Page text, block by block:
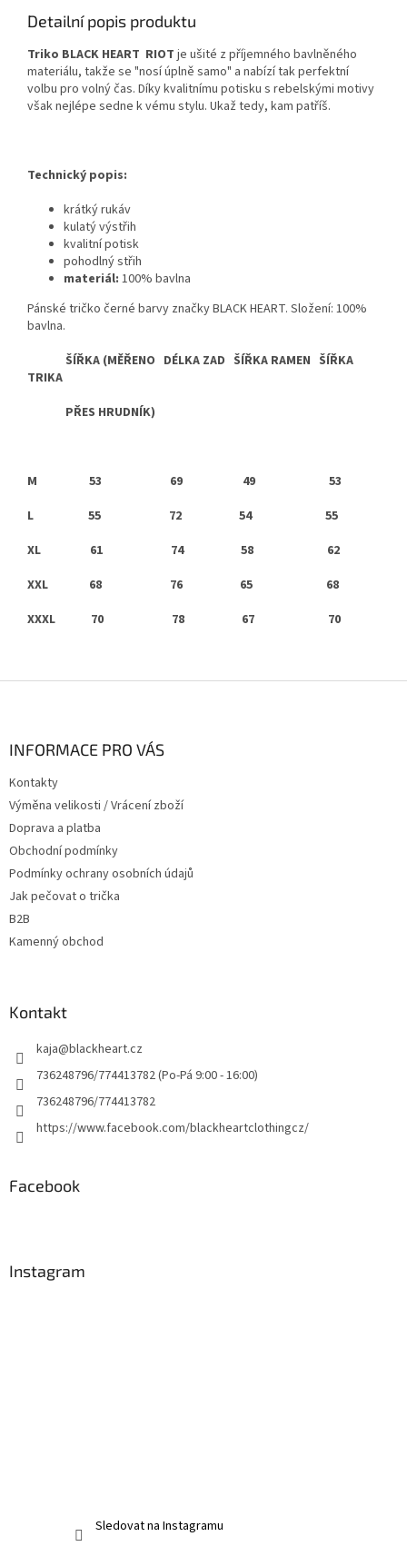
Detailní popis produktu
Triko BLACK HEART RIOT je ušité z příjemného bavlněného
materiálu, takže se "nosí úplně samo" a nabízí tak perfektní
volbu pro volný čas. Díky kvalitnímu potisku s rebelskými motivy
však nejlépe sedne k vému stylu. Ukaž tedy, kam patříš.
Technický popis:
krátký rukáv
kulatý výstřih
kvalitní potisk
pohodlný střih
materiál: 100% bavlna
Pánské tričko černé barvy značky BLACK HEART. Složení: 100%
bavlna.
ŠÍŘKA (MĚŘENO DÉLKA ZAD ŠÍŘKA RAMEN ŠÍŘKA
TRIKA
PŘES HRUDNÍK)
M 53 69 49 53
L
55 72 54 55
XL 61 74 58 62
XXL 68 76 65 68
XXXL 70 78 67 70
INFORMACE PRO VÁS
Kontakty
Výměna velikosti / Vrácení zboží
Doprava a platba
Obchodní podmínky
Podmínky ochrany osobních údajů
Jak pečovat o trička
B2B
Kamenný obchod
Kontakt
kaja@blackheart.cz
736248796/774413782 (Po-Pá 9:00 - 16:00)
736248796/774413782
https://www.facebook.com/blackheartclothingcz/
Facebook
Instagram
Sledovat na Instagramu